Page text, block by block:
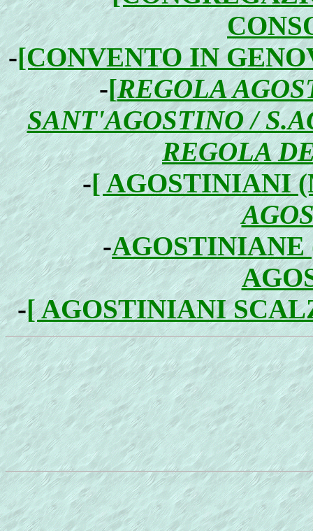
-[CONVENTO IN
-[REGOLA
SANT'AGOSTINO /
REGOLA
-[ AGOSTINIANI
-AGOSTINIANE
-[ AGOSTINIANI